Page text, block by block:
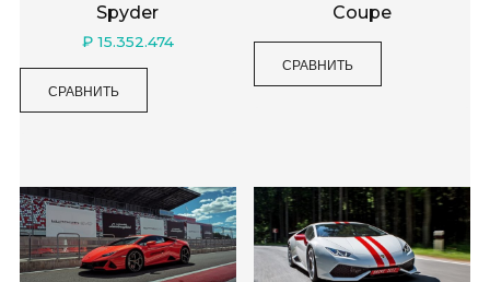
а
0
5
Spyder
₽15.352.474
СРАВНИТЬ
0
и
5
Coupe
СРАВНИТЬ